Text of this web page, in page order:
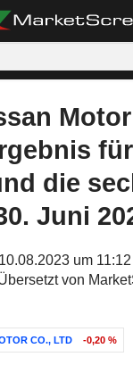
die
Juni
um 11:12
von
CO., LTD -0,20 %